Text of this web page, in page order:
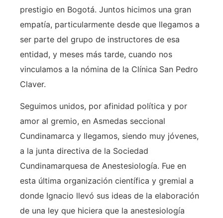
prestigio en Bogotá. Juntos hicimos una gran
empatía, particularmente desde que llegamos a
ser parte del grupo de instructores de esa
entidad, y meses más tarde, cuando nos
vinculamos a la nómina de la Clínica San Pedro
Claver.
Seguimos unidos, por afinidad política y por
amor al gremio, en Asmedas seccional
Cundinamarca y llegamos, siendo muy jóvenes,
a la junta directiva de la Sociedad
Cundinamarquesa de Anestesiología. Fue en
esta última organización científica y gremial a
donde Ignacio llevó sus ideas de la elaboración
de una ley que hiciera que la anestesiología